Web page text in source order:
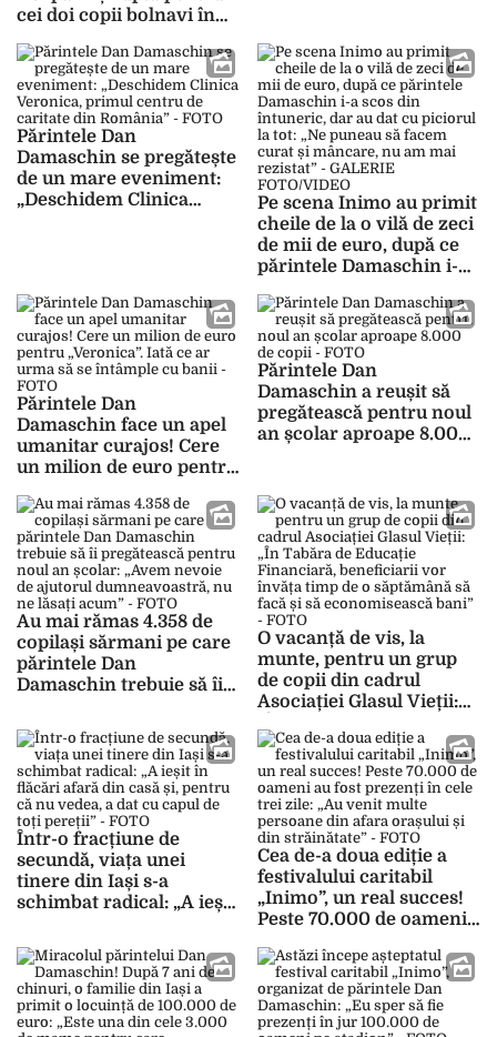
cei doi copii bolnavi în
copilași cum mor zilnic
și mă rugam la
Dumnezeu să nu trec și
eu prin așa ceva” – FOTO
noi o cărăm în brațe” –
FOTO
Părintele Dan
Damaschin se pregătește
de un mare eveniment:
„Deschidem Clinica
Pe scena Inimo au primit
cheile de la o vilă de zeci
de mii de euro, după ce
părintele Damaschin i-a
dat cu piciorul la tot: „Ne
puneau să facem curat și
mâncare, nu am mai
rezistat” – GALERIE
FOTO/VIDEO
Părintele Dan
Damaschin face un apel
umanitar curajos! Cere
un milion de euro pentru
urma să se întâmple cu
banii – FOTO
Părintele Dan
Damaschin a reușit să
pregătească pentru noul
an școlar aproape 8.000
Au mai rămas 4.358 de
copilași sărmani pe care
părintele Dan
Damaschin trebuie să îi
an școlar: „Avem nevoie
de ajutorul
dumneavoastră, nu ne
lăsați acum” – FOTO
O vacanță de vis, la
munte, pentru un grup
de copii din cadrul
Asociației Glasul Vieții:
Financiară, beneficiarii
vor învăța timp de o
săptămână să facă și să
economisească bani” –
FOTO
Într-o fracțiune de
secundă, viața unei
tinere din Iași s-a
schimbat radical: „A ieșit
și, pentru că nu vedea, a
dat cu capul de toți
pereții” – FOTO
Cea de-a doua ediție a
festivalului caritabil
„Inimo”, un real succes!
Peste 70.000 de oameni
trei zile: „Au venit multe
persoane din afara
orașului și din
străinătate” – FOTO